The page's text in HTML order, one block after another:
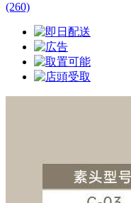
(260)